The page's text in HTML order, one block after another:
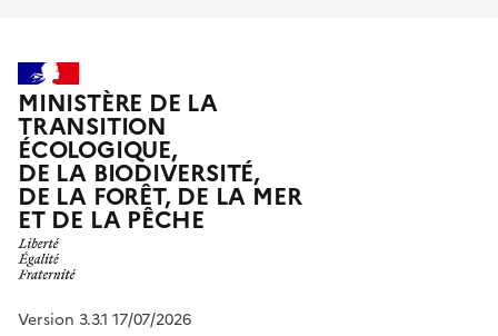
MINISTÈRE DE LA
TRANSITION
ÉCOLOGIQUE,
DE LA BIODIVERSITÉ,
DE LA FORÊT, DE LA MER
ET DE LA PÊCHE
Version 3.3.1 17/07/2026